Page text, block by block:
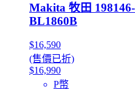
Makita 牧田
BL1860B
$16,590
(售價已折)
$16,990
P幣